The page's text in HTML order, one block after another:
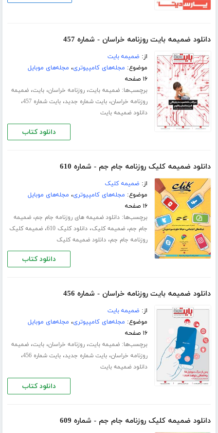
دانلود ضمیمه بایت روزنامه خراسان - شماره 457
از: ضمیمه بایت
موضوع: مجله‌های کامپیوتری، مجله‌های موبایل
۱۶ صفحه
برچسب‌ها:ضمیمه بایت،روزنامه خراسان،بایت،ضمیمه
روزنامه خراسان،بایت شماره جدید،بایت شماره 457 ،
دانلود ضمیمه بایت
دانلود کتاب
دانلود ضمیمه کلیک روزنامه جام جم - شماره 610
از: ضمیمه کلیک
موضوع: مجله‌های کامپیوتری، مجله‌های موبایل
۱۶ صفحه
برچسب‌ها:دانلود ضمیمه های روزنامه جام جم،ضمیمه
جام جم،ضمیمه کلیک،دانلود کلیک 610 ،ضمیمه کلیک
روزنامه جام جم،دانلود ضمیمه کلیک
دانلود کتاب
دانلود ضمیمه بایت روزنامه خراسان - شماره 456
از: ضمیمه بایت
موضوع: مجله‌های کامپیوتری، مجله‌های موبایل
۱۶ صفحه
برچسب‌ها:ضمیمه بایت،روزنامه خراسان،بایت،ضمیمه
روزنامه خراسان،بایت شماره جدید،بایت شماره 456 ،
دانلود ضمیمه بایت
دانلود کتاب
دانلود ضمیمه کلیک روزنامه جام جم - شماره 609